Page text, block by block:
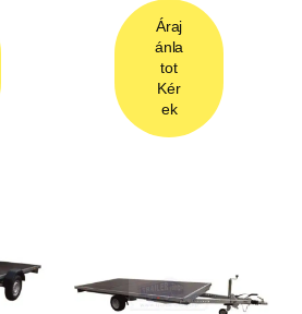
Áraj
ánla
tot
Kér
ek